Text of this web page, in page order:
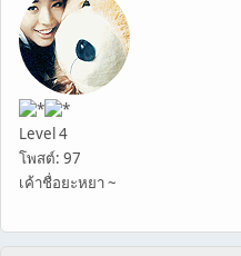
Level 4
โพสต์: 97
เค้าชื่อยะหยา ~